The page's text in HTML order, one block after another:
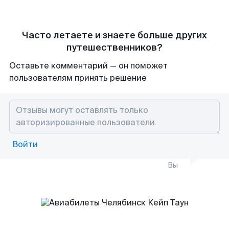
Часто летаете и знаете больше других
путешественников?
Оставьте комментарий — он поможет
пользователям принять решение
Войти
Вы